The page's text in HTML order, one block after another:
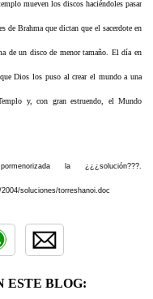
mueven los discos haciéndoles pasar
de Brahma que dictan que el sacerdote en
de un disco de menor tamaño. El día en
Dios los puso al crear el mundo a una
y, con gran estruendo, el Mundo
la ¿¿¿solución???.
soluciones/torreshanoi.doc
ESTE BLOG: